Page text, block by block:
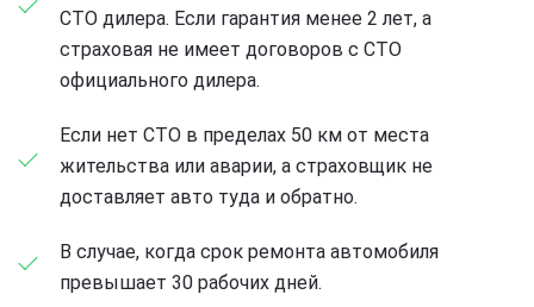
СТО дилера. Если гарантия менее 2 лет, а
страховая не имеет договоров с СТО
официального дилера.
Если нет СТО в пределах 50 км от места
жительства или аварии, а страховщик не
доставляет авто туда и обратно.
В случае, когда срок ремонта автомобиля
превышает 30 рабочих дней.